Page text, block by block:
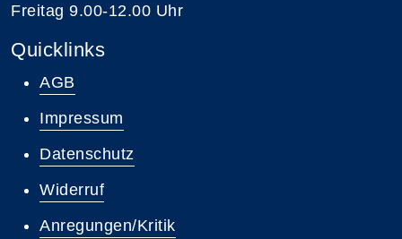
Freitag 9.00-12.00 Uhr
Quicklinks
AGB
Impressum
Datenschutz
Widerruf
Anregungen/Kritik